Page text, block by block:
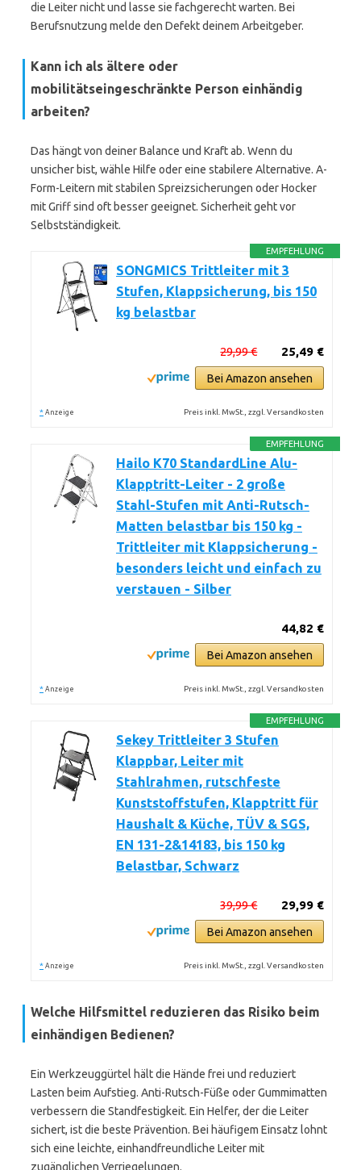
die Leiter nicht und lasse sie fachgerecht warten. Bei
Berufsnutzung melde den Defekt deinem Arbeitgeber.
Kann ich als ältere oder
mobilitätseingeschränkte Person einhändig
arbeiten?
Das hängt von deiner Balance und Kraft ab. Wenn du
unsicher bist, wähle Hilfe oder eine stabilere Alternative. A-
Form-Leitern mit stabilen Spreizsicherungen oder Hocker
mit Griff sind oft besser geeignet. Sicherheit geht vor
Selbstständigkeit.
EMPFEHLUNG
SONGMICS Trittleiter mit 3
Stufen, Klappsicherung, bis 150
kg belastbar
25,49 €
29,99 €
Bei Amazon ansehen
* Anzeige Preis inkl. MwSt., zzgl. Versandkosten
EMPFEHLUNG
Hailo K70 StandardLine Alu-
Klapptritt-Leiter - 2 große
Stahl-Stufen mit Anti-Rutsch-
Matten belastbar bis 150 kg -
Trittleiter mit Klappsicherung -
besonders leicht und einfach zu
verstauen - Silber
44,82 €
Bei Amazon ansehen
* Anzeige Preis inkl. MwSt., zzgl. Versandkosten
EMPFEHLUNG
Sekey Trittleiter 3 Stufen
Klappbar, Leiter mit
Stahlrahmen, rutschfeste
Kunststoffstufen, Klapptritt für
Haushalt & Küche, TÜV & SGS,
EN 131-2&14183, bis 150 kg
Belastbar, Schwarz
29,99 €
39,99 €
Bei Amazon ansehen
* Anzeige Preis inkl. MwSt., zzgl. Versandkosten
Welche Hilfsmittel reduzieren das Risiko beim
einhändigen Bedienen?
Ein Werkzeuggürtel hält die Hände frei und reduziert
Lasten beim Aufstieg. Anti-Rutsch-Füße oder Gummimatten
verbessern die Standfestigkeit. Ein Helfer, der die Leiter
sichert, ist die beste Prävention. Bei häufigem Einsatz lohnt
sich eine leichte, einhandfreundliche Leiter mit
zugänglichen Verriegelungen.